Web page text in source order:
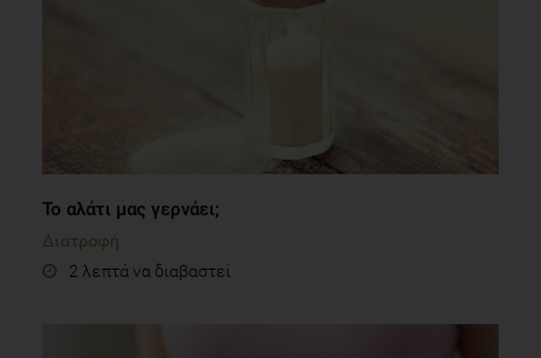
Το αλάτι μας γερνάει;
Διατροφή
2 λεπτά να διαβαστεί